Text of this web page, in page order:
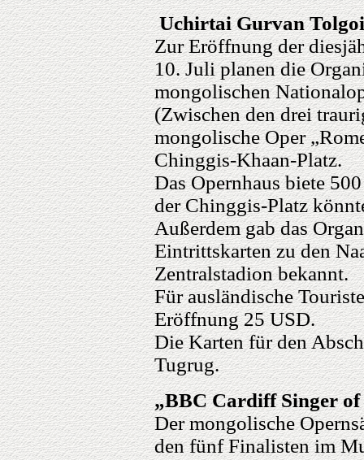
Uchirtai Gurvan
Zur Eröffnung der
10. Juli planen die
mongolischen
(Zwischen den drei
mongolische Oper
Chinggis-Khaan-Platz.
Das Opernhaus biete
der Chinggis-Platz
Außerdem gab das
Eintrittskarten zu den
Zentralstadion bekannt.
Für ausländische
Eröffnung 25 USD.
Die Karten für den
Tugrug.
„BBC Cardiff Singer
Der mongolische
den fünf Finalisten im